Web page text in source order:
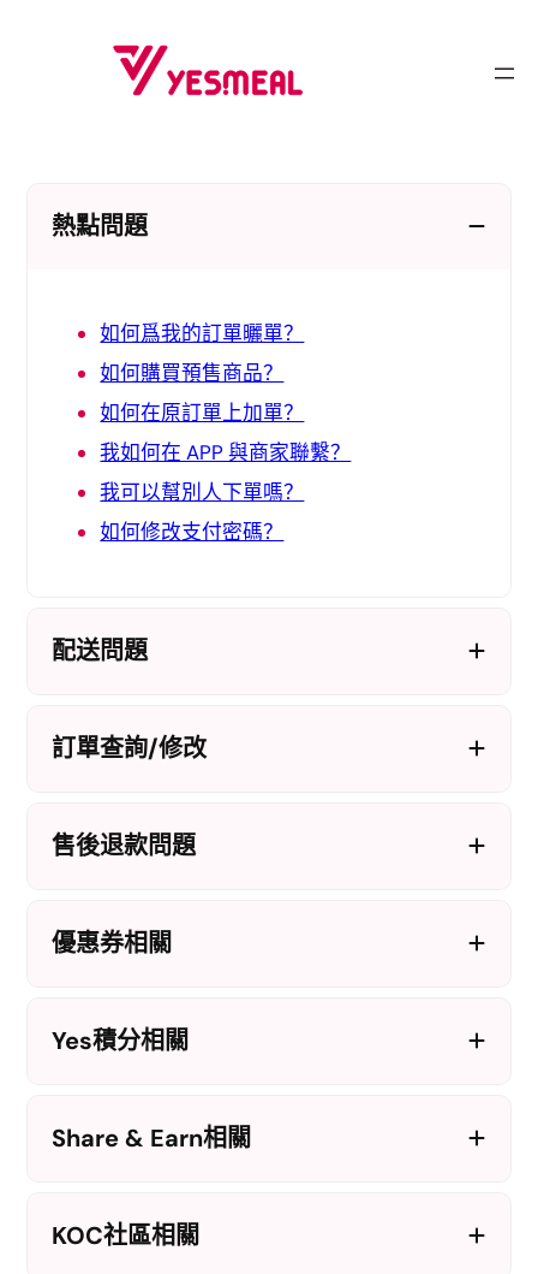
熱點問題
如何爲我的訂單曬單？
如何購買預售商品？
如何在原訂單上加單？
我如何在 APP 與商家聯繫？
我可以幫別人下單嗎？
如何修改支付密碼？
配送問題
訂單查詢/修改
售後退款問題
優惠券相關
Yes積分相關
Share & Earn相關
KOC社區相關